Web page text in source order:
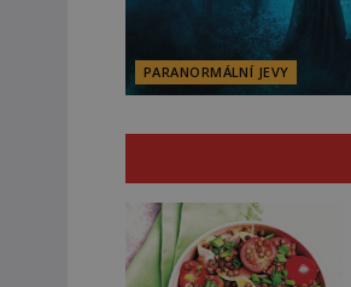
PARANORMÁLNÍ JEVY